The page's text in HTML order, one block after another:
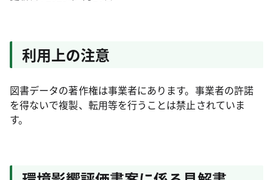
利用上の注意
図書データの著作権は事業者にあります。事業者の許諾
を得ないで複製、転用等を行うことは禁止されていま
す。